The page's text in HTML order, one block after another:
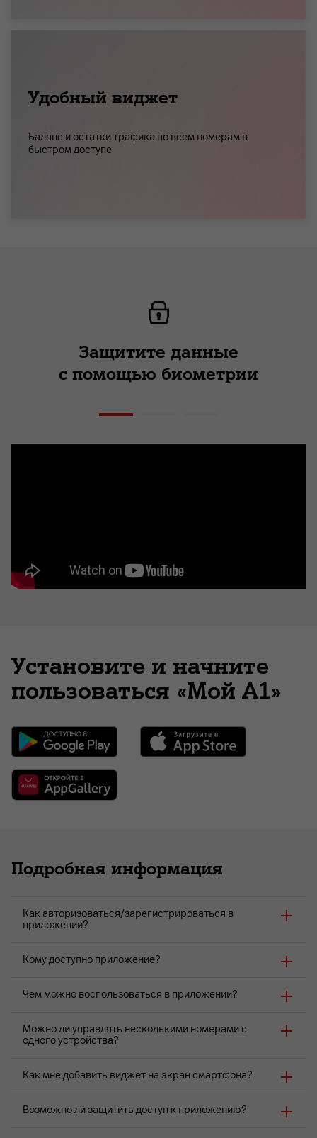
Удобный виджет
Баланс и остатки трафика по всем номерам в
быстром доступе
Защитите данные
с помощью биометрии
Установите и начните
пользоваться «Мой А1»
Подробная информация
Как авторизоваться/зарегистрироваться в
приложении?
Кому доступно приложение?
Чем можно воспользоваться в приложении?
Можно ли управлять несколькими номерами с
одного устройства?
Как мне добавить виджет на экран смартфона?
Возможно ли защитить доступ к приложению?